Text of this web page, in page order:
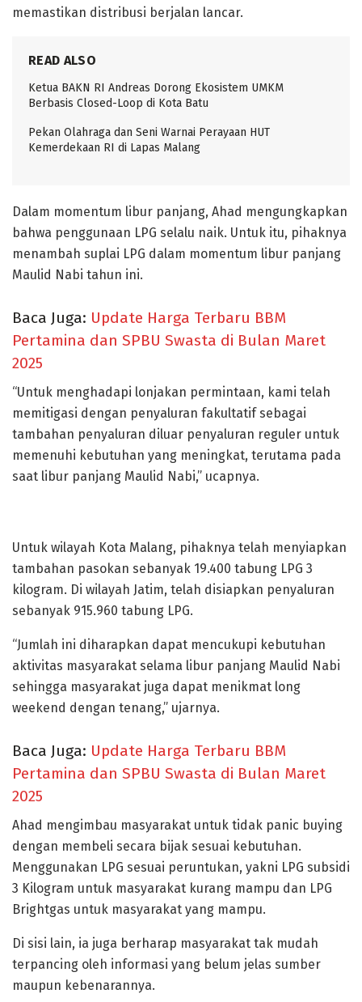
memastikan distribusi berjalan lancar.
READ ALSO
Ketua BAKN RI Andreas Dorong Ekosistem UMKM
Berbasis Closed-Loop di Kota Batu
Pekan Olahraga dan Seni Warnai Perayaan HUT
Kemerdekaan RI di Lapas Malang
Dalam momentum libur panjang, Ahad mengungkapkan
bahwa penggunaan LPG selalu naik. Untuk itu, pihaknya
menambah suplai LPG dalam momentum libur panjang
Maulid Nabi tahun ini.
Baca Juga: Update Harga Terbaru BBM
Pertamina dan SPBU Swasta di Bulan Maret
2025
“Untuk menghadapi lonjakan permintaan, kami telah
memitigasi dengan penyaluran fakultatif sebagai
tambahan penyaluran diluar penyaluran reguler untuk
memenuhi kebutuhan yang meningkat, terutama pada
saat libur panjang Maulid Nabi,” ucapnya.
Untuk wilayah Kota Malang, pihaknya telah menyiapkan
tambahan pasokan sebanyak 19.400 tabung LPG 3
kilogram. Di wilayah Jatim, telah disiapkan penyaluran
sebanyak 915.960 tabung LPG.
“Jumlah ini diharapkan dapat mencukupi kebutuhan
aktivitas masyarakat selama libur panjang Maulid Nabi
sehingga masyarakat juga dapat menikmat long
weekend dengan tenang,” ujarnya.
Baca Juga: Update Harga Terbaru BBM
Pertamina dan SPBU Swasta di Bulan Maret
2025
Ahad mengimbau masyarakat untuk tidak panic buying
dengan membeli secara bijak sesuai kebutuhan.
Menggunakan LPG sesuai peruntukan, yakni LPG subsidi
3 Kilogram untuk masyarakat kurang mampu dan LPG
Brightgas untuk masyarakat yang mampu.
Di sisi lain, ia juga berharap masyarakat tak mudah
terpancing oleh informasi yang belum jelas sumber
maupun kebenarannya.